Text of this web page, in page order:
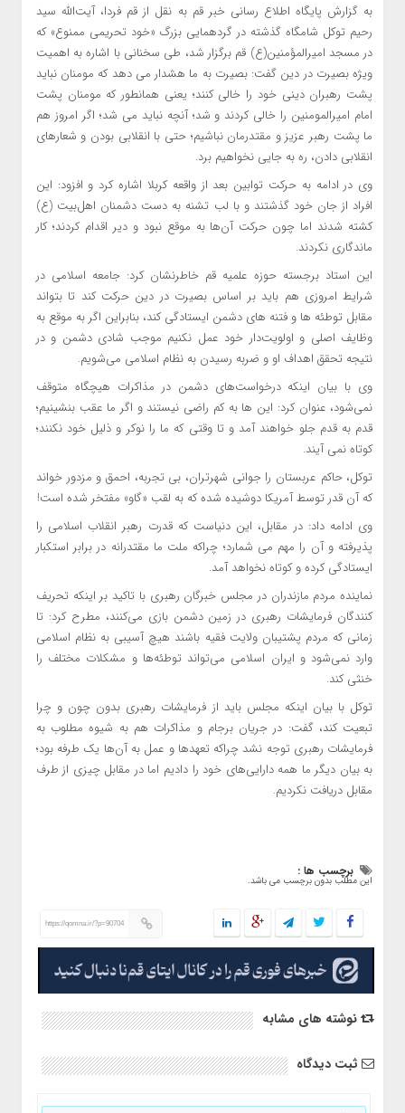
به گزارش پایگاه اطلاع رسانی خبر قم به نقل از قم فردا، آیت‌الله سید
رحیم توکل شامگاه گذشته در گردهمایی بزرگ «خود تحریمی ممنوع» که
در مسجد امیرالمؤمنین(ع) قم برگزار شد، طی سخنانی با اشاره به اهمیت
ویژه بصیرت در دین گفت: بصیرت به ما هشدار می دهد که مومنان نباید
پشت رهبران دینی خود را خالی کنند؛ یعنی همانطور که مومنان پشت
امام امیرالمومنین را خالی کردند و شد؛ آنچه نباید می شد؛ اگر امروز هم
ما پشت رهبر عزیز و مقتدرمان نباشیم؛ حتی با انقلابی بودن و شعارهای
انقلابی دادن، ره به جایی نخواهیم برد.
وی در ادامه به حرکت‌ توابین بعد از واقعه کربلا اشاره کرد و افزود: این
افراد از جان‌ خود گذشتند و با لب تشنه به دست دشمنان اهل‌بیت (ع)
کشته شدند اما چون حرکت آن‌ها به موقع نبود و دیر اقدام کردند؛ کار
ماندگاری نکردند.
این استاد برجسته حوزه علمیه قم خاطرنشان کرد: جامعه اسلامی در
شرایط امروزی هم باید بر اساس بصیرت در دین حرکت کند تا بتواند
مقابل توطئه‌ ها و فتنه‌ های دشمن ایستادگی کند، بنابراین اگر به‌ موقع به
وظایف اصلی و اولویت‌دار خود عمل نکنیم موجب شادی دشمن و در
نتیجه تحقق اهداف او و ضربه رسیدن به نظام اسلامی می‌شویم.
وی با بیان اینکه درخواست‌های دشمن در مذاکرات هیچگاه متوقف
نمی‌شود، عنوان کرد: این ها به کم راضی نیستند و اگر ما عقب بنشینیم؛
قدم به قدم جلو خواهند آمد و تا وقتی که ما را نوکر و ذلیل خود نکنند؛
کوتاه نمی آیند.
توکل، حاکم عربستان را جوانی شهرتران، بی تجربه، احمق و مزدور خواند
که آن قدر توسط آمریکا دوشیده شده که به لقب «گاو» مفتخر شده است!
وی ادامه داد: در مقابل، این دنیاست که قدرت رهبر انقلاب اسلامی را
پذیرفته و آن را مهم می شمارد؛ چراکه ملت ما مقتدرانه در برابر استکبار
ایستادگی کرده و کوتاه نخواهد آمد.
نماینده مردم مازندران در مجلس خبرگان رهبری با تاکید بر اینکه تحریف
‌کنندگان فرمایشات رهبری در زمین دشمن بازی می‌کنند، مطرح کرد: تا
زمانی که مردم پشتیبان ولایت فقیه باشند هیچ آسیبی به نظام اسلامی
وارد نمی‌شود و ایران اسلامی می‌تواند توطئه‌ها و مشکلات مختلف را
خنثی کند.
توکل با بیان اینکه مجلس باید از فرمایشات رهبری بدون چون و چرا
تبعیت کند، گفت: در جریان برجام و مذاکرات هم به شیوه مطلوب به
فرمایشات رهبری توجه نشد چراکه تعهدها و عمل به آن‌ها یک طرفه بود؛
به بیان دیگر ما همه دارایی‌های خود را دادیم اما در مقابل چیزی از طرف
مقابل دریافت نکردیم.
برچسب ها :
این مطلب بدون برچسب می باشد.
https://qomna.ir/?p=90704
نوشته های مشابه
ثبت دیدگاه